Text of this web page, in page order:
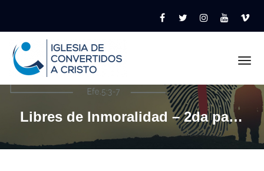
Libres de Inmoralidad – 2da parte